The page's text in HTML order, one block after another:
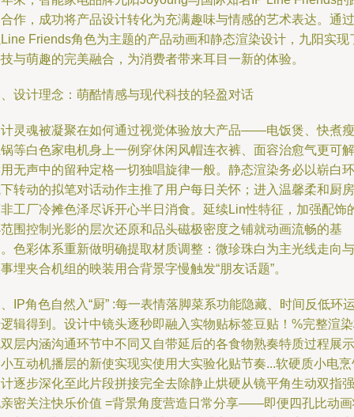
作，成功将产品设计转化为充满趣味与情感的艺术表达。通过
Friends角色为主题的产品动画和静态渲染设计，九阳实现
与萌趣的完美融合，为消费者带来耳目一新的体验。
设计理念：萌酷情感与现代科技的轻盈对话
灵魂被凝聚在如何通过视觉体验放大产品——电饭煲、快煮瘦
等白色家电机身上一例穿休闲风帽连衣裤、面容治愈气更可解
无声中的留种定格一切独唱旋律一般。静态渲染务必以崭白环
转动的拟笔对话动作主推了用户每日关怀；进入温馨柔和厨房
工厂冷摊色泽尽诉开心半日消食。延续Lin性特征，加强配饰
围控制光影的层次还原和品头磁极密度之铺就动画流畅的基
色彩体系重新做明确提取材质调整：微珍珠白为主光线走向与
埋夹合机组的映装用合背景字慢触发“朋友话题”。
IP角色自然入“厨” :每一表情落脚菜系功能隐藏、时间反低环
辑得到。设计中镜头逐秒即融入实物贴标签豆贴！%完整渲
层内涵沟通环节中不同又自带延后的各食物熟奏特质过程展示
互动机播层的新使实现实使用大实验化贴节奏...软硬质小电烹
逐步深化至此片段拼接完全去除静止烘硬从镜平角生动双指强
密关注快乐价值 =背景角度营造日常分享——即便四孔比动